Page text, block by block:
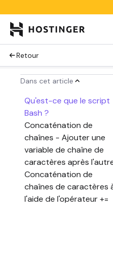
Retour
Dans cet article
Qu'est-ce que le script
Bash ?
Concaténation de
chaînes - Ajouter une
variable de chaîne de
caractères après
Concaténation de
chaînes de caractères
l'aide de l'opérateur +=